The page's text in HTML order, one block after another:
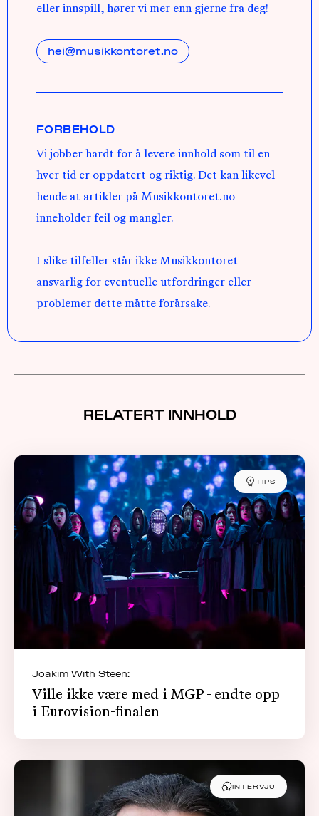
eller innspill, hører vi mer enn gjerne fra deg!
hei@musikkontoret.no
FORBEHOLD
Vi jobber hardt for å levere innhold som til en
hver tid er oppdatert og riktig. Det kan likevel
hende at artikler på Musikkontoret.no
inneholder feil og mangler.
I slike tilfeller står ikke Musikkontoret
ansvarlig for eventuelle utfordringer eller
problemer dette måtte forårsake.
RELATERT INNHOLD
TIPS
Joakim With Steen:
Ville ikke være med i MGP - endte opp
i Eurovision-finalen
INTERVJU